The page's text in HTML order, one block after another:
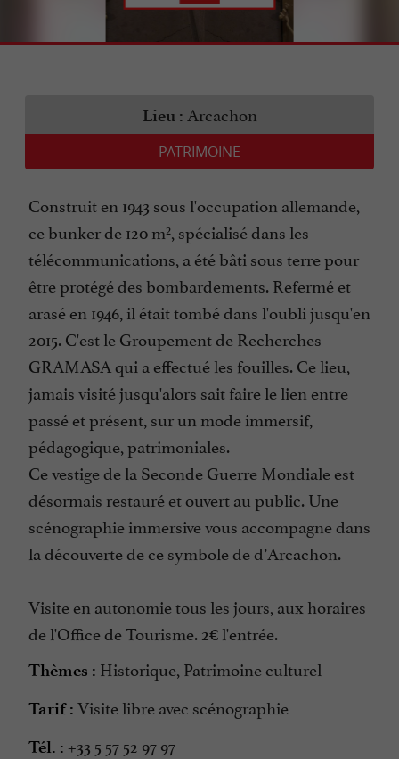
Lieu : Arcachon
PATRIMOINE
Construit en 1943 sous l'occupation allemande,
ce bunker de 120 m², spécialisé dans les
télécommunications, a été bâti sous terre pour
être protégé des bombardements. Refermé et
arasé en 1946, il était tombé dans l'oubli jusqu'en
2015. C'est le Groupement de Recherches
GRAMASA qui a effectué les fouilles. Ce lieu,
jamais visité jusqu'alors sait faire le lien entre
passé et présent, sur un mode immersif,
pédagogique, patrimoniales.
Ce vestige de la Seconde Guerre Mondiale est
désormais restauré et ouvert au public. Une
scénographie immersive vous accompagne dans
la découverte de ce symbole de d’Arcachon.
Visite en autonomie tous les jours, aux horaires
de l'Office de Tourisme. 2€ l'entrée.
Thèmes : Historique, Patrimoine culturel
Tarif : Visite libre avec scénographie
Tél. : +33 5 57 52 97 97